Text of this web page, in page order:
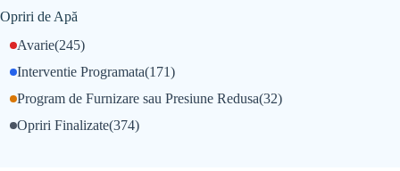
Opriri de Apă
Avarie(245)
Interventie Programata(171)
Opriri Finalizate(374)
Program de Furnizare sau Presiune Redusa(32)